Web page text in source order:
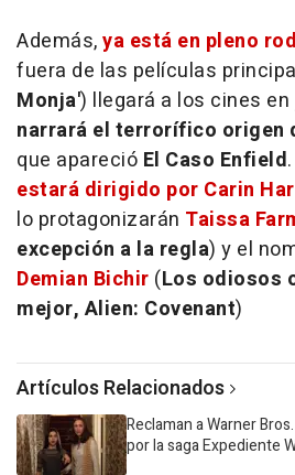
Además,ya está en pleno
fuera de las películas
Monja') llegará a los cines
narrará el terrorífico origen
que apareció El Caso Enfield
estará dirigido por Carin
lo protagonizarán Taissa
excepción a la regla) y el
Demian Bichir (Los odiosos
mejor, Alien: Covenant)
Artículos Relacionados
Reclaman a Warner
por la saga Expediente